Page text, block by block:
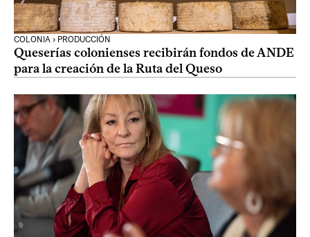
COLONIA › PRODUCCIÓN
Queserías colonienses recibirán fondos de ANDE
para la creación de la Ruta del Queso